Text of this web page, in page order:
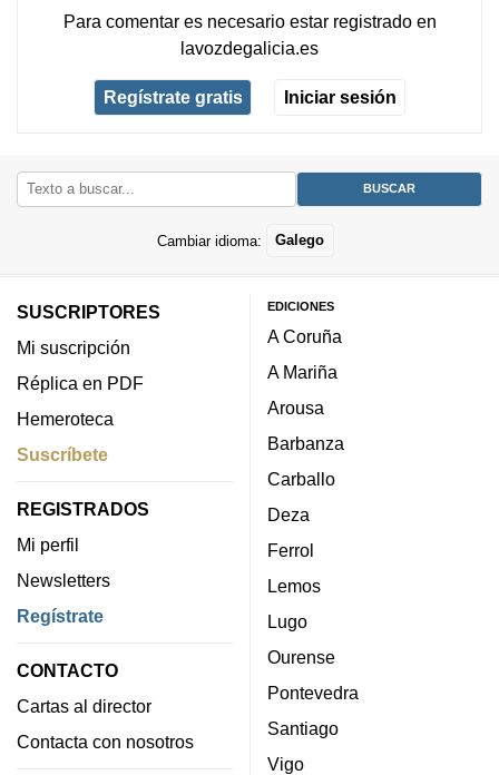
Para comentar es necesario estar registradoen
lavozdegalicia.es
Regístrate gratis Iniciar sesión
Cambiar idioma: Galego
SUSCRIPTORES
Mi suscripción
Réplica en PDF
Hemeroteca
Suscríbete
REGISTRADOS
Mi perfil
Newsletters
Regístrate
CONTACTO
Cartas al director
Contacta con nosotros
EDICIONES
A Coruña
A Mariña
Arousa
Barbanza
Carballo
Deza
Ferrol
Lemos
Lugo
Ourense
Pontevedra
Santiago
Vigo